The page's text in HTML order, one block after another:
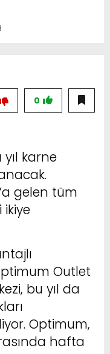
0
karne
gelen tüm
ikiye
Outlet
bu yıl da
Optimum,
hafta